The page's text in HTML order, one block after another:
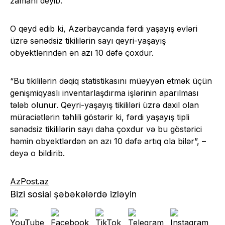
O qeyd edib ki, Azərbaycanda fərdi yaşayış evləri
üzrə sənədsiz tikililərin sayı qeyri-yaşayış
obyektlərindən ən azı 10 dəfə çoxdur.
“Bu tikililərin dəqiq statistikasını müəyyən etmək üçün
genişmiqyaslı inventarlaşdırma işlərinin aparılması
tələb olunur. Qeyri-yaşayış tikililəri üzrə daxil olan
müraciətlərin təhlili göstərir ki, fərdi yaşayış tipli
sənədsiz tikililərin sayı daha çoxdur və bu göstərici
həmin obyektlərdən ən azı 10 dəfə artıq ola bilər”, –
deyə o bildirib.
AzPost.az
Bizi sosial şəbəkələrdə izləyin